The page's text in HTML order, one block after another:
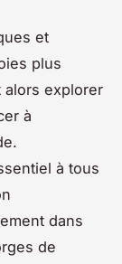
et
plus
alors explorer
à
à tous
dans
de